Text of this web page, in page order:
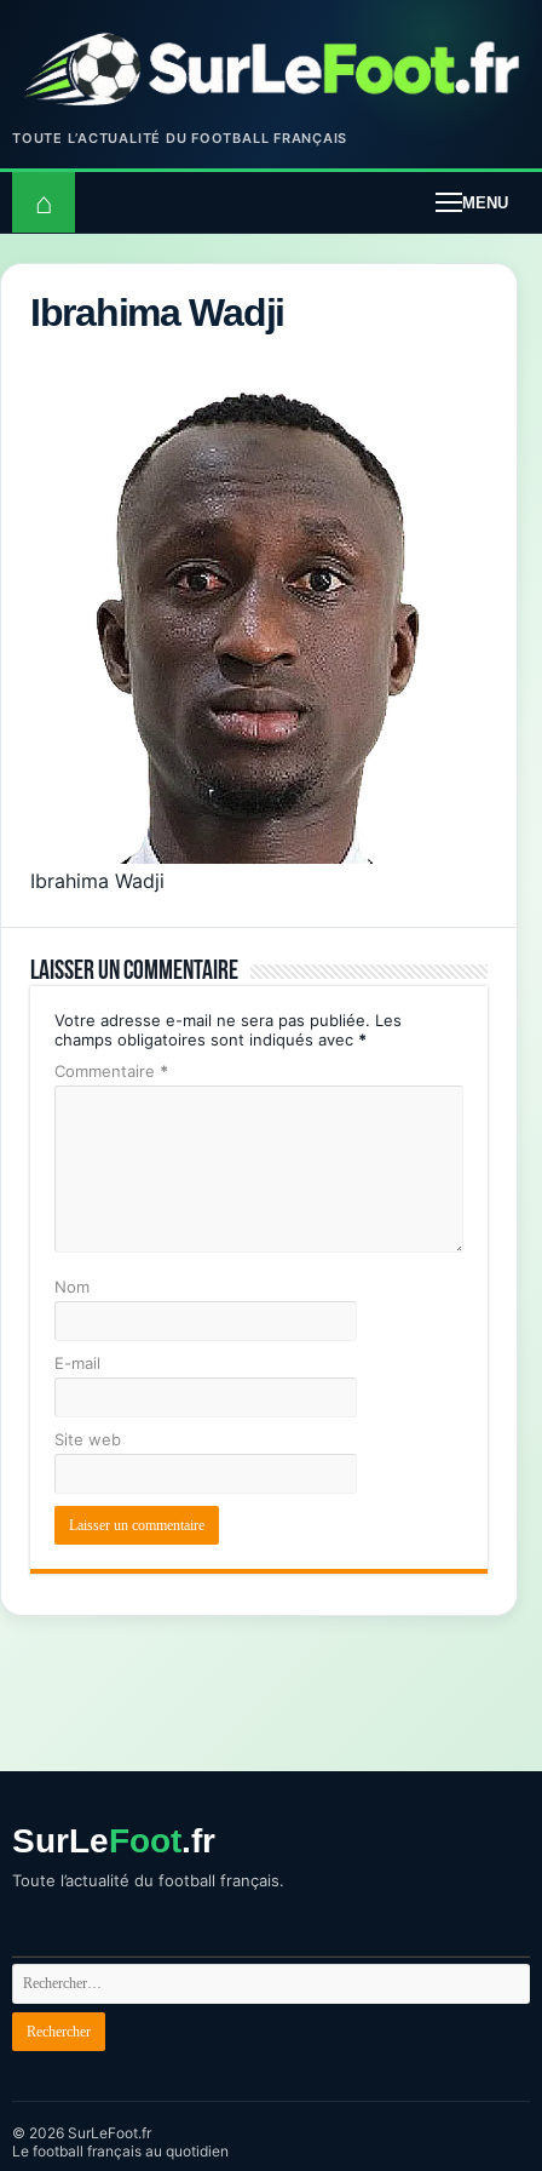
TOUTE L’ACTUALITÉ DU FOOTBALL FRANÇAIS
⌂ MENU
Ibrahima Wadji
Ibrahima Wadji
Laisser un commentaire
Votre adresse e-mail ne sera pas publiée. Les
champs obligatoires sont indiqués avec *
Commentaire *
Nom
E-mail
Site web
SurLeFoot.fr
Toute l’actualité du football français.
© 2026 SurLeFoot.fr
Le football français au quotidien